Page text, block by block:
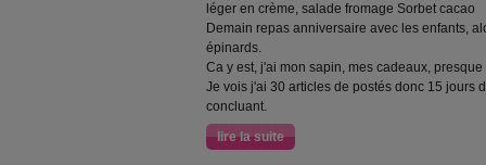
léger en crème, salade fromage Sorbet cacao
Demain repas anniversaire avec les enfants,
épinards.
Ca y est, j'ai mon sapin, mes cadeaux,
Je vois j'ai 30 articles de postés donc 15 jours
concluant.
lire la suite